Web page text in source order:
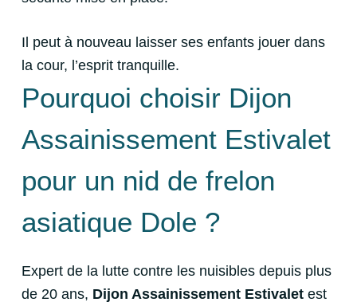
Il peut à nouveau laisser ses enfants jouer dans
la cour, l’esprit tranquille.
Pourquoi choisir Dijon
Assainissement Estivalet
pour un nid de frelon
asiatique Dole ?
Expert de la lutte contre les nuisibles depuis plus
de 20 ans, Dijon Assainissement Estivaletest